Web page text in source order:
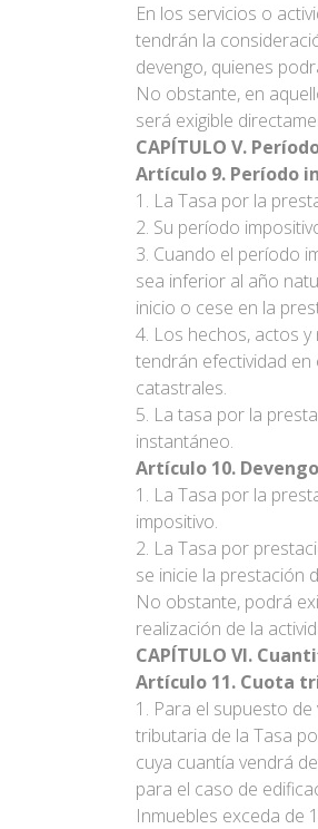
En los servicios o
tendrán la
devengo, quienes
No obstante, en
será exigible
CAPÍTULO V.
Artículo 9. Período
1. La Tasa por la
2. Su período
3. Cuando el período
sea inferior al año
inicio o cese en la
4. Los hechos, actos
tendrán efectividad
catastrales.
5. La tasa por la
instantáneo.
Artículo 10. Devengo
1. La Tasa por la
impositivo.
2. La Tasa por
se inicie la prestación
No obstante, podrá
realización de la
CAPÍTULO VI.
Artículo 11. Cuota
1. Para el supuesto
tributaria de la Tasa
cuya cuantía vendrá
para el caso de
Inmuebles exceda de